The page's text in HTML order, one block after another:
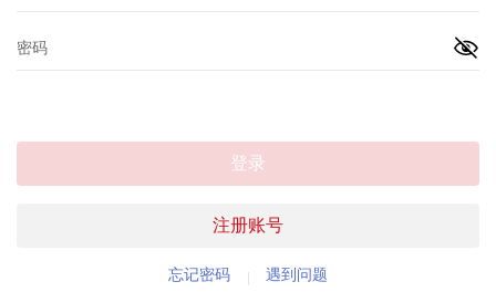
注册账号
登录
忘记密码 遇到问题